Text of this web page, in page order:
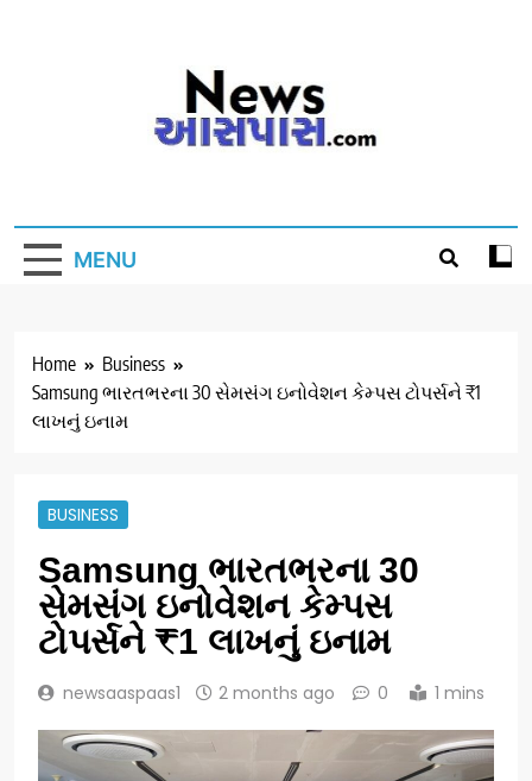
MENU
Home
Business
Samsung ભારતભરના 30 સેમસંગ ઇનોવેશન કેમ્પસ ટોપર્સને ₹1
લાખનું ઇનામ
BUSINESS
Samsung ભારતભરના 30
સેમસંગ ઇનોવેશન કેમ્પસ
ટોપર્સને ₹1 લાખનું ઇનામ
newsaaspaas1 2 months ago 0 1 mins